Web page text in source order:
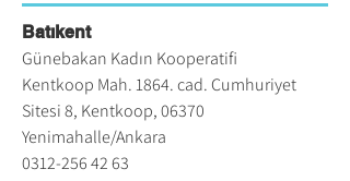
Batıkent
Günebakan Kadın Kooperatifi
Kentkoop Mah. 1864. cad. Cumhuriyet
Sitesi 8, Kentkoop, 06370
Yenimahalle/Ankara
0312-256 42 63